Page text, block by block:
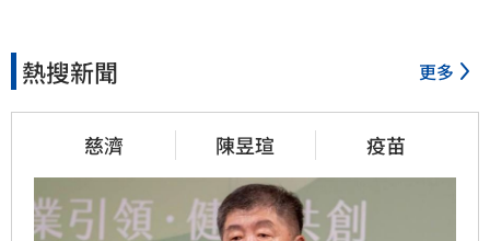
熱搜新聞 更多
慈濟 陳昱瑄 疫苗